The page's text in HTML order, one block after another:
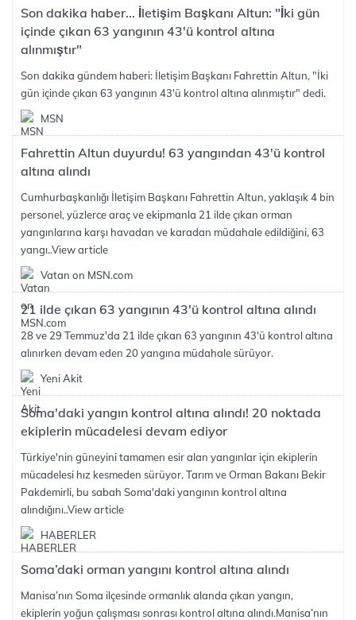
Son dakika haber... İletişim Başkanı Altun: "İki gün
içinde çıkan 63 yangının 43'ü kontrol altına
alınmıştır"
Son dakika gündem haberi: İletişim Başkanı Fahrettin Altun, "İki
gün içinde çıkan 63 yangının 43'ü kontrol altına alınmıştır" dedi.
MSN
Fahrettin Altun duyurdu! 63 yangından 43'ü kontrol
altına alındı
Cumhurbaşkanlığı İletişim Başkanı Fahrettin Altun, yaklaşık 4 bin
personel, yüzlerce araç ve ekipmanla 21 ilde çıkan orman
yangınlarına karşı havadan ve karadan müdahale edildiğini, 63
yangı..View article
Vatan on MSN.com
21 ilde çıkan 63 yangının 43'ü kontrol altına alındı
28 ve 29 Temmuz'da 21 ilde çıkan 63 yangının 43'ü kontrol altına
alınırken devam eden 20 yangına müdahale sürüyor.
Yeni Akit
Soma'daki yangın kontrol altına alındı! 20 noktada
ekiplerin mücadelesi devam ediyor
Türkiye'nin güneyini tamamen esir alan yangınlar için ekiplerin
mücadelesi hız kesmeden sürüyor. Tarım ve Orman Bakanı Bekir
Pakdemirli, bu sabah Soma'daki yangının kontrol altına
alındığını..View article
HABERLER
Soma’daki orman yangını kontrol altına alındı
Manisa’nın Soma ilçesinde ormanlık alanda çıkan yangın,
ekiplerin yoğun çalışması sonrası kontrol altına alındı.Manisa’nın